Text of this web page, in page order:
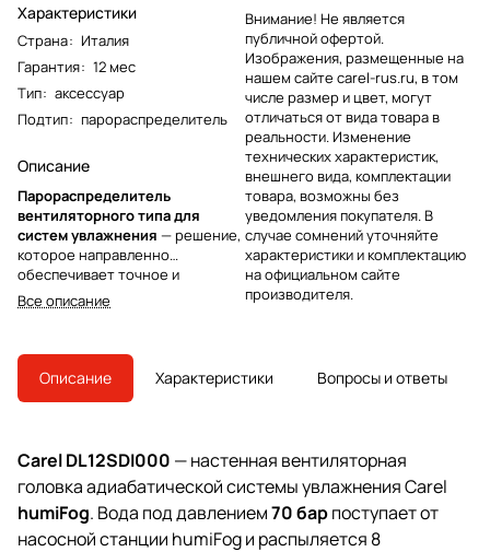
Характеристики
Страна: Италия
Гарантия: 12 мес
Тип: аксессуар
Подтип: парораспределитель
Описание
Парораспределитель
вентиляторного типа для
систем увлажнения — решение,
которое направленно
обеспечивает точное и
равномерное распространение
пара по зоне обслуживания.
помогает ускорить смешение
пара с воздухом и снизить риск
локальной конденсации,
становится более стабильным и
предсказуемым
Все описание
Внимание! Не является
публичной офертой.
Изображения, размещенные на
нашем сайте carel-rus.ru, в том
числе размер и цвет, могут
отличаться от вида товара в
реальности. Изменение
технических характеристик,
внешнего вида, комплектации
товара, возможны без
уведомления покупателя. В
случае сомнений уточняйте
характеристики и комплектацию
на официальном сайте
производителя.
Описание Характеристики Вопросы и ответы
Carel DL12SDI000 — настенная вентиляторная
головка адиабатической системы увлажнения Carel
humiFog. Вода под давлением70 барпоступает от
насосной станции humiFog и распыляется 8